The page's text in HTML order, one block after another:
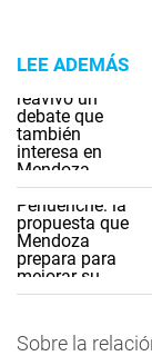
LEE ADEMÁS
Sobre la